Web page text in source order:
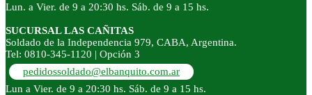
Lun. a Vier. de 9 a 20:30 hs. Sáb. de 9 a 15 hs.
SUCURSAL LAS CAÑITAS
Soldado de la Independencia 979, CABA, Argentina.
Tel: 0810-345-1120 | Opción 3
pedidossoldado@elbanquito.com.ar
Lun a Vier. de 9 a 20:30 hs. Sáb. de 9 a 15 hs.